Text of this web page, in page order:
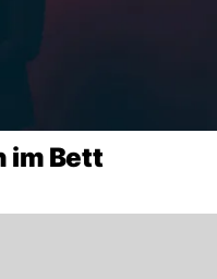
im Bett